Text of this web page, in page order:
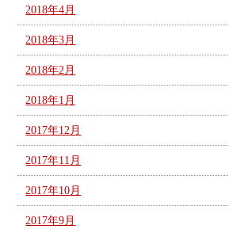
2018年4月
2018年3月
2018年2月
2018年1月
2017年12月
2017年11月
2017年10月
2017年9月